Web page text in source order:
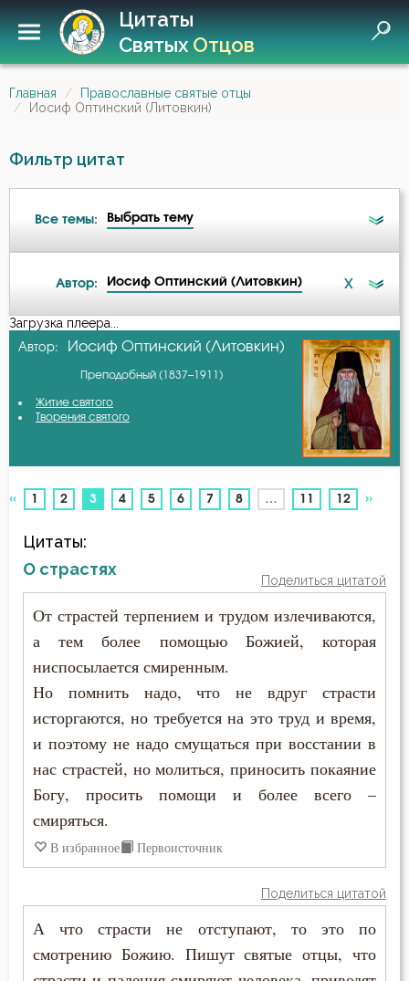
Цитаты
СвятыхОтцов
Главная
Православные святые отцы
Иосиф Оптинский (Литовкин)
Фильтр цитат
Все темы: Выбрать тему
Ад
Бдение
Беседа
Благодарность
Благочестие
Ближний
Блуд
Богатство
Болезнь
Брак
Будущее
Автор: Иосиф Оптинский (Литовкин) X
А-я
Авва Дорофей
Авва Исайя (Скитский)
Авва Феона
Авва Филимон
Аврелий Августин
Амвросий Оптинский (Гренков)
Амфилохий Иконийский
Анастасий Антиохийский
Анастасий Синаит
Анатолий Оптинский (Зерцалов)
Антоний Великий
Афанасий (Сахаров)
Загрузка плеера...
Автор: Иосиф Оптинский (Литовкин)
Преподобный (1837–1911)
Житие святого
Творения святого
« 1 2 3(current)
4 5 6 7 8 … 11 12 »
Цитаты:
О страстях
Поделиться цитатой
От страстей терпением и трудом излечиваются,
а тем более помощью Божией, которая
ниспосылается смиренным.
Но помнить надо, что не вдруг страсти
исторгаются, но требуется на это труд и время,
и поэтому не надо смущаться при восстании в
нас страстей, но молиться, приносить покаяние
Богу, просить помощи и более всего –
смиряться.
В избранное Первоисточник
Поделиться цитатой
А что страсти не отступают, то это по
смотрению Божию. Пишут святые отцы, что